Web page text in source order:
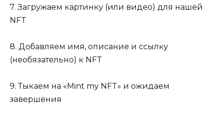
7. Загружаем картинку (или видео) для нашей
NFT
8. Добавляем имя, описание и ссылку
(необязательно) к NFT
9. Тыкаем на «Mint my NFT» и ожидаем
завершения